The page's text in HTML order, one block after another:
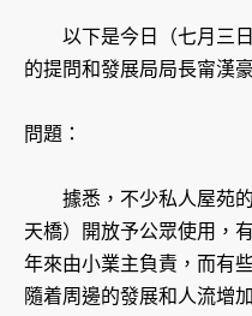
以下是今日（七月三日
的提問和發展局局長甯漢
問題：
據悉，不少私人屋苑的
天橋）開放予公眾使用，
年來由小業主負責，而有
隨着周邊的發展和人流增